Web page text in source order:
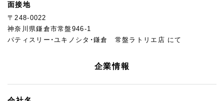
面接地
〒248-0022
神奈川県鎌倉市常盤946-1
パティスリー・ユキノシタ・鎌倉 常盤ラトリエ店 にて
企業情報